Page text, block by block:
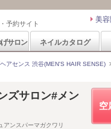
予約サイト 美
サロン ネイルカタログ
ヘアセンス 渋谷(MEN'S HAIR SENSE)
空
ズサロン#メン
ンスパーマガクワリ